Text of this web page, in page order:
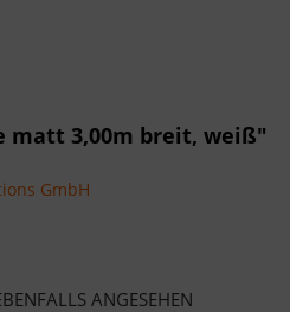
matt 3,00m breit, weiß"
GmbH
ANGESEHEN